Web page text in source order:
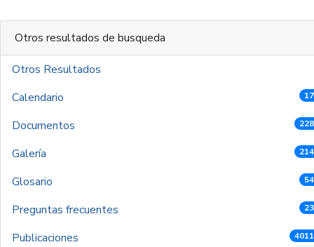
Otros resultados de busqueda
Otros Resultados
Calendario
Documentos
Galería
Glosario
Preguntas frecuentes
Publicaciones